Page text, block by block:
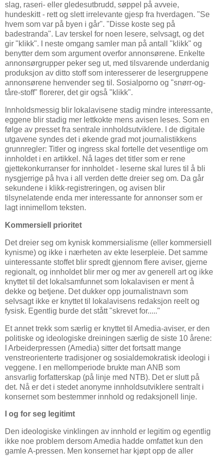
slag, raseri- eller gledesutbrudd, søppel på avveie,
hundeskitt - rett og slett irrelevante gjesp fra hverdagen. "Se
hvem som var på byen i går". "Disse koste seg på
badestranda". Lav terskel for noen lesere, selvsagt, og det
gir "klikk". I neste omgang samler man på antall "klikk" og
benytter dem som argument overfor annonsørene. Enkelte
annonsørgrupper peker seg ut, med tilsvarende underdanig
produksjon av ditto stoff som interesserer de lesergruppene
annonsørene henvender seg til. Sosialporno og "snørr-og-
tåre-stoff" florerer, det gir også "klikk".
Innholdsmessig blir lokalavisene stadig mindre interessante,
eggene blir stadig mer lettkokte mens avisen leses. Som en
følge av presset fra sentrale innholdsutviklere. I de digitale
utgavene syndes det i økende grad mot journalistikkens
grunnregler: Titler og ingress skal fortelle det vesentlige om
innholdet i en artikkel. Nå lages det titler som er rene
gjettekonkurranser for innholdet - leserne skal lures til å bli
nysgjerrige på hva i all verden dette dreier seg om. Da går
sekundene i klikk-registreringen, og avisen blir
tilsynelatende enda mer interessante for annonser som er
lagt innimellom teksten.
Kommersiell prioritet
Det dreier seg om kynisk kommersialisme (eller kommersiell
kynisme) og ikke i nærheten av ekte leserpleie. Det samme
uinteressante stoffet blir spredt gjennom flere aviser, gjerne
regionalt, og innholdet blir mer og mer av generell art og ikke
knyttet til det lokalsamfunnet som lokalavisen er ment å
dekke og betjene. Det dukker opp journalistnavn som
selvsagt ikke er knyttet til lokalavisens redaksjon reelt og
fysisk. Egentlig burde det stått "skrevet for....."
Et annet trekk som særlig er knyttet til Amedia-aviser, er den
politiske og ideologiske dreiningen særlig de siste 10 årene:
I Arbeiderpressen (Amedia) sitter det fortsatt mange
venstreorienterte tradisjoner og sosialdemokratisk ideologi i
veggene. I en mellomperiode brukte man ANB som
ansvarlig forfatterskap (på linje med NTB). Det er slutt på
det. Nå er det i stedet anonyme innholdsutviklere sentralt i
konsernet som bestemmer innhold og redaksjonell linje.
I og for seg legitimt
Den ideologiske vinklingen av innhold er legitim og egentlig
ikke noe problem dersom Amedia hadde omfattet kun den
gamle A-pressen. Men konsernet har kjøpt opp de aller